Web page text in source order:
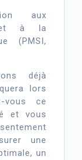
aux
et à la
(PMSI,
déjà
lors
vous ce
et vous
une
un